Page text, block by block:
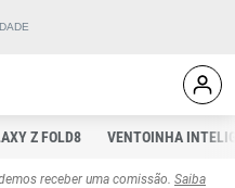
Z FOLD8 VENTOINHA
receber uma comissão. Saiba